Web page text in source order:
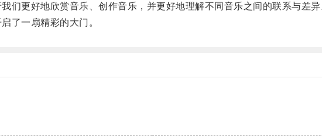
更好地欣赏音乐、创作音乐，并更好地理解不同音乐之间的联系与差异
一扇精彩的大门。